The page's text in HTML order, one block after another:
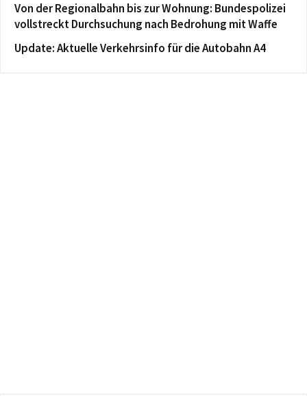
Von der Regionalbahn bis zur Wohnung: Bundespolizei
vollstreckt Durchsuchung nach Bedrohung mit Waffe
Update: Aktuelle Verkehrsinfo für die Autobahn A4